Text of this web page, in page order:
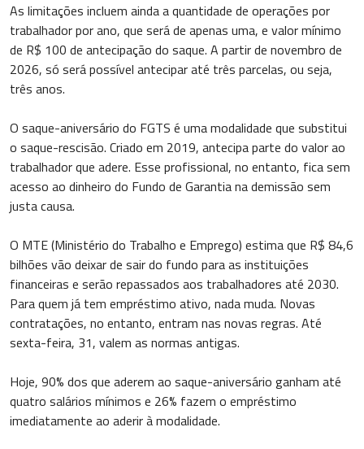
As limitações incluem ainda a quantidade de operações por
trabalhador por ano, que será de apenas uma, e valor mínimo
de R$ 100 de antecipação do saque. A partir de novembro de
2026, só será possível antecipar até três parcelas, ou seja,
três anos.
O saque-aniversário do FGTS é uma modalidade que substitui
o saque-rescisão. Criado em 2019, antecipa parte do valor ao
trabalhador que adere. Esse profissional, no entanto, fica sem
acesso ao dinheiro do Fundo de Garantia na demissão sem
justa causa.
O MTE (Ministério do Trabalho e Emprego) estima que R$ 84,6
bilhões vão deixar de sair do fundo para as instituições
financeiras e serão repassados aos trabalhadores até 2030.
Para quem já tem empréstimo ativo, nada muda. Novas
contratações, no entanto, entram nas novas regras. Até
sexta-feira, 31, valem as normas antigas.
Hoje, 90% dos que aderem ao saque-aniversário ganham até
quatro salários mínimos e 26% fazem o empréstimo
imediatamente ao aderir à modalidade.